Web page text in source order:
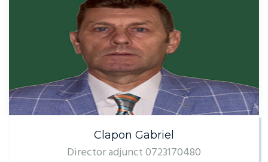
Clapon Gabriel
Director adjunct 0723170480